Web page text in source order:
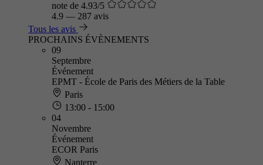
note de 4.93/5
4.9 — 287 avis
Tous les avis
PROCHAINS ÉVÈNEMENTS
09
Septembre
Événement
EPMT - École de Paris des Métiers de la Table
Paris
13:00 - 15:00
04
Novembre
Événement
ECOR Paris
Nanterre